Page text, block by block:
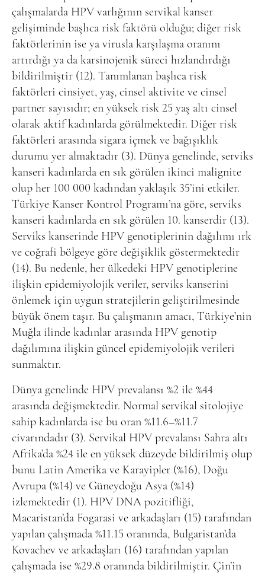
çalışmalarda HPV varlığının servikal kanser
gelişiminde başlıca risk faktörü olduğu; diğer risk
faktörlerinin ise ya virusla karşılaşma oranını
artırdığı ya da karsinojenik süreci hızlandırdığı
bildirilmiştir (12). Tanımlanan başlıca risk
faktörleri cinsiyet, yaş, cinsel aktivite ve cinsel
partner sayısıdır; en yüksek risk 25 yaş altı cinsel
olarak aktif kadınlarda görülmektedir. Diğer risk
faktörleri arasında sigara içmek ve bağışıklık
durumu yer almaktadır (3). Dünya genelinde, serviks
kanseri kadınlarda en sık görülen ikinci malignite
olup her 100 000 kadından yaklaşık 35’ini etkiler.
Türkiye Kanser Kontrol Programı’na göre, serviks
kanseri kadınlarda en sık görülen 10. kanserdir (13).
Serviks kanserinde HPV genotiplerinin dağılımı ırk
ve coğrafi bölgeye göre değişiklik göstermektedir
(14). Bu nedenle, her ülkedeki HPV genotiplerine
ilişkin epidemiyolojik veriler, serviks kanserini
önlemek için uygun stratejilerin geliştirilmesinde
büyük önem taşır. Bu çalışmanın amacı, Türkiye’nin
Muğla ilinde kadınlar arasında HPV genotip
dağılımına ilişkin güncel epidemiyolojik verileri
sunmaktır.
Dünya genelinde HPV prevalansı %2 ile %44
arasında değişmektedir. Normal servikal sitolojiye
sahip kadınlarda ise bu oran %11.6–%11.7
civarındadır (3). Servikal HPV prevalansı Sahra altı
Afrika’da %24 ile en yüksek düzeyde bildirilmiş olup
bunu Latin Amerika ve Karayipler (%16), Doğu
Avrupa (%14) ve Güneydoğu Asya (%14)
izlemektedir (1). HPV DNA pozitifliği,
Macaristan’da Fogarasi ve arkadaşları (15) tarafından
yapılan çalışmada %11.15 oranında, Bulgaristan’da
Kovachev ve arkadaşları (16) tarafından yapılan
çalışmada ise %29.8 oranında bildirilmiştir. Çin’in